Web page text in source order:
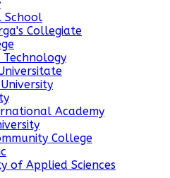
School
Collegiate
Technology
Academy
College
of Applied Sciences